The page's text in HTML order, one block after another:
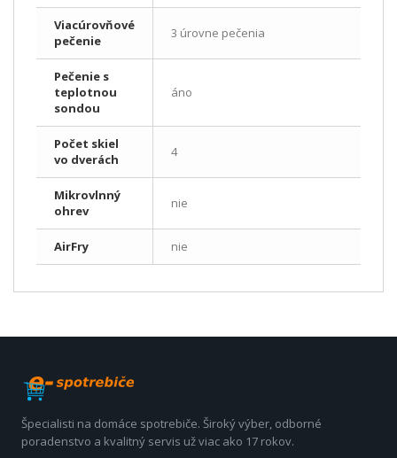
Viacúrovňové
pečenie
3 úrovne pečenia
Pečenie s
teplotnou
sondou
áno
Počet skiel
vo dverách
4
Mikrovlnný
ohrev
nie
AirFry nie
Špecialisti na domáce spotrebiče. Široký výber, odborné
poradenstvo a kvalitný servis už viac ako 17 rokov.